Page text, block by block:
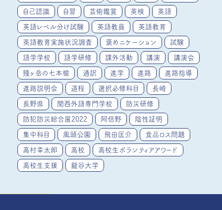
自己認識 自習 芸術鑑賞 英検 英語
英語レベル分け試験 英語教員 英語教育
英語教育実施状況調査 褒めニケーション 試験
語学学校 語学研修 課外活動 講演 講演会
賤ヶ岳の七本槍 通訳 進学 進路 進路指導
進路説明会 道程 選択必修科目 長崎
長野県 関西外語専門学校 防災研修
防犯防災総合展2022 阿倍野 陰性証明
集中科目 風頭公園 飛田匡介 食品ロス問題
高村幸太郎 高校 高校生ボランティアアワード
高校生支援 龍谷大学